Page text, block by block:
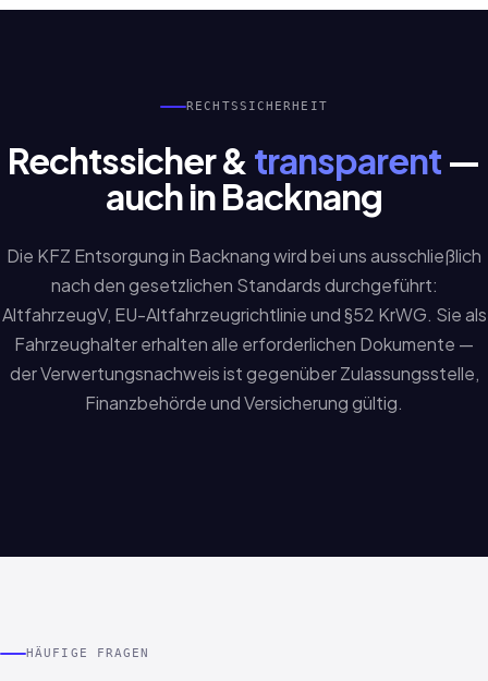
RECHTSSICHERHEIT
Rechtssicher & transparent—
auch in Backnang
Die KFZ Entsorgung in Backnang wird bei uns ausschließlich
nach den gesetzlichen Standards durchgeführt:
AltfahrzeugV, EU-Altfahrzeugrichtlinie und §52 KrWG. Sie als
Fahrzeughalter erhalten alle erforderlichen Dokumente —
der Verwertungsnachweis ist gegenüber Zulassungsstelle,
Finanzbehörde und Versicherung gültig.
HÄUFIGE FRAGEN